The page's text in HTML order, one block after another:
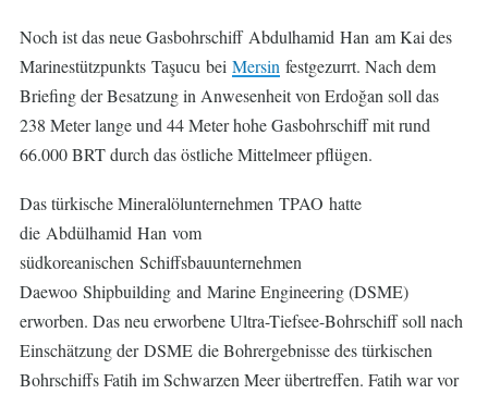
Noch ist das neue Gasbohrschiff Abdulhamid Han am Kai des
Marinestützpunkts Taşucu bei Mersin festgezurrt. Nach dem
Briefing der Besatzung in Anwesenheit von Erdoğan soll das
238 Meter lange und 44 Meter hohe Gasbohrschiff mit rund
66.000 BRT durch das östliche Mittelmeer pflügen.
Das türkische Mineralölunternehmen TPAO hatte
die Abdülhamid Han vom
südkoreanischen Schiffsbauunternehmen
Daewoo Shipbuilding and Marine Engineering (DSME)
erworben. Das neu erworbene Ultra-Tiefsee-Bohrschiff soll nach
Einschätzung der DSME die Bohrergebnisse des türkischen
Bohrschiffs Fatih im Schwarzen Meer übertreffen. Fatih war vor